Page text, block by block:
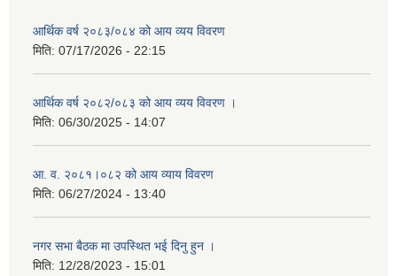
आर्थिक वर्ष २०८३/०८४ को आय व्यय विवरण
मिति: 07/17/2026 - 22:15
आर्थिक वर्ष २०८२/०८३ को आय व्यय विवरण ।
मिति: 06/30/2025 - 14:07
आ. व. २०८१।०८२ को आय व्याय विवरण
मिति: 06/27/2024 - 13:40
नगर सभा बैठक मा उपस्थित भई दिनु हुन ।
मिति: 12/28/2023 - 15:01